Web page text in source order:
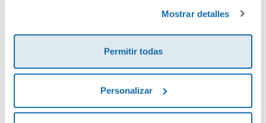
Mostrar detalles
Permitir todas
Personalizar
Envía tu opinión